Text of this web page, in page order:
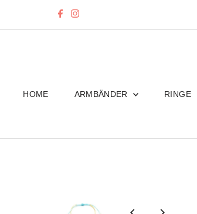
Direkt zum Inhalt
HOME ARMBÄNDER RINGE